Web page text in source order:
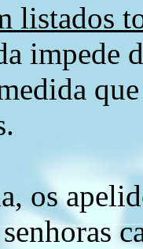
listados
impede
os